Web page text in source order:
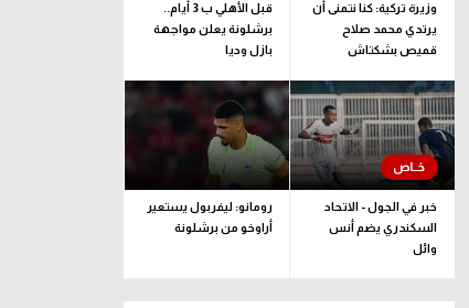
وزيرة تركية: كنا نتمنى أن
يرتدي محمد صلاح
قميص بشكتاش
قبل الأهلي ب 3 أيام..
برشلونة يعلن مواجهة
بازل وديا
خبر في الجول - الاتحاد
السكندري يضم أنس
وائل
رومانو: ليفربول يستعير
أراوخو من برشلونة